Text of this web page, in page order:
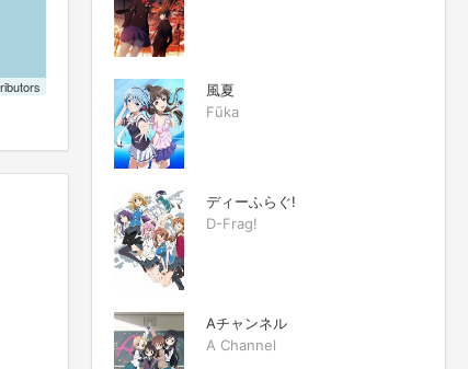
風夏
Fūka
ディーふらぐ!
D-Frag!
Aチャンネル
A Channel